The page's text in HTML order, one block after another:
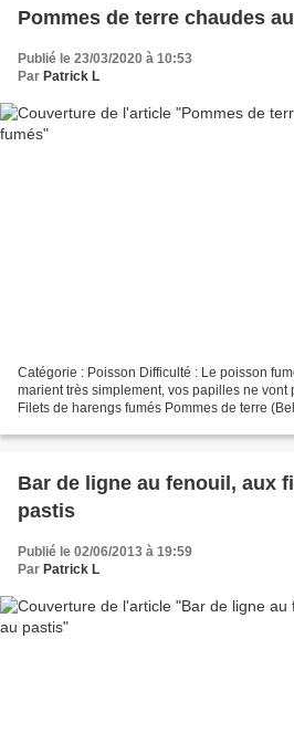
Pommes de terre chaudes
Publié le 23/03/2020 à 10:53
Par Patrick L
Catégorie : Poisson Difficulté : Le poisson
marient très simplement, vos papilles ne vont
Filets de harengs fumés Pommes de terre
Bar de ligne au fenouil, aux
pastis
Publié le 02/06/2013 à 19:59
Par Patrick L